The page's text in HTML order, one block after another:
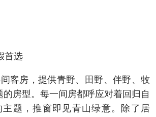
首选
房，提供青野、田野、伴野、牧
的房型。每一间房都呼应对着回归自
题，推窗即见青山绿意。除了居